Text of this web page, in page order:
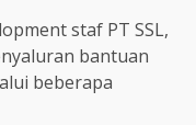
staf PT SSL,
bantuan
beberapa